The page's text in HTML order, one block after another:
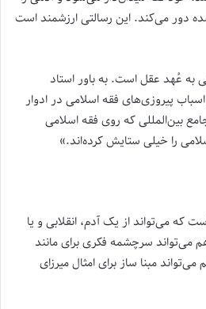
دور می‌کند. این رسالتی ارزشمند است
عُهد عقل است. به باور استاد
پیروزی‌های فقه اسلامی در ادوار
بین‌المللی که روی فقه اسلامی
را خیلی ستایش کرده‌اند.»
که می‌تواند از یک آدم، انقلابی و یا
می‌تواند سرچشمه فکری برای مانند
مبنا ساز برای امثال میرزای